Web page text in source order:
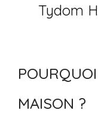
Tydom
MAISON ?